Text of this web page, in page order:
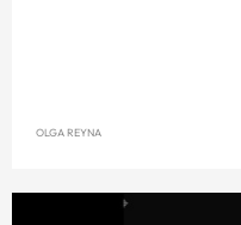
OLGA REYNA